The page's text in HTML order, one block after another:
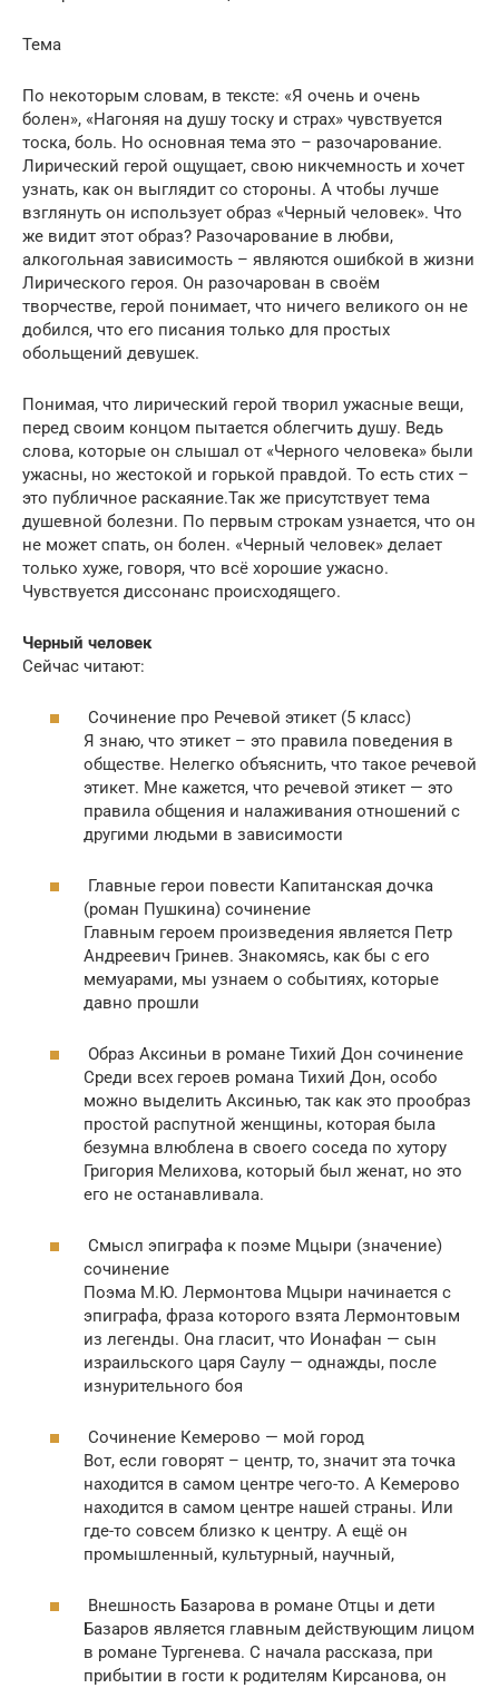
Тема
По некоторым словам, в тексте: «Я очень и очень
болен», «Нагоняя на душу тоску и страх» чувствуется
тоска, боль. Но основная тема это – разочарование.
Лирический герой ощущает, свою никчемность и хочет
узнать, как он выглядит со стороны. А чтобы лучше
взглянуть он использует образ «Черный человек». Что
же видит этот образ? Разочарование в любви,
алкогольная зависимость – являются ошибкой в жизни
Лирического героя. Он разочарован в своём
творчестве, герой понимает, что ничего великого он не
добился, что его писания только для простых
обольщений девушек.
Понимая, что лирический герой творил ужасные вещи,
перед своим концом пытается облегчить душу. Ведь
слова, которые он слышал от «Черного человека» были
ужасны, но жестокой и горькой правдой. То есть стих –
это публичное раскаяние.Так же присутствует тема
душевной болезни. По первым строкам узнается, что он
не может спать, он болен. «Черный человек» делает
только хуже, говоря, что всё хорошие ужасно.
Чувствуется диссонанс происходящего.
Черный человек
Сейчас читают:
Сочинение про Речевой этикет (5 класс)
Я знаю, что этикет – это правила поведения в
обществе. Нелегко объяснить, что такое речевой
этикет. Мне кажется, что речевой этикет — это
правила общения и налаживания отношений с
другими людьми в зависимости
Главные герои повести Капитанская дочка
(роман Пушкина) сочинение
Главным героем произведения является Петр
Андреевич Гринев. Знакомясь, как бы с его
мемуарами, мы узнаем о событиях, которые
давно прошли
Образ Аксиньи в романе Тихий Дон сочинение
Среди всех героев романа Тихий Дон, особо
можно выделить Аксинью, так как это прообраз
простой распутной женщины, которая была
безумна влюблена в своего соседа по хутору
Григория Мелихова, который был женат, но это
его не останавливала.
Смысл эпиграфа к поэме Мцыри (значение)
сочинение
Поэма М.Ю. Лермонтова Мцыри начинается с
эпиграфа, фраза которого взята Лермонтовым
из легенды. Она гласит, что Ионафан — сын
израильского царя Саулу — однажды, после
изнурительного боя
Сочинение Кемерово — мой город
Вот, если говорят – центр, то, значит эта точка
находится в самом центре чего-то. А Кемерово
находится в самом центре нашей страны. Или
где-то совсем близко к центру. А ещё он
промышленный, культурный, научный,
Внешность Базарова в романе Отцы и дети
Базаров является главным действующим лицом
в романе Тургенева. С начала рассказа, при
прибытии в гости к родителям Кирсанова, он